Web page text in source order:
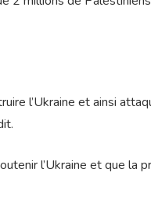
l’Ukraine et ainsi
l’Ukraine et que la